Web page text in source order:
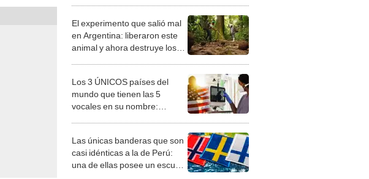
El experimento que salió mal
en Argentina: liberaron este
animal y ahora destruye los
Los 3 ÚNICOS países del
mundo que tienen las 5
vocales en su nombre:
Las únicas banderas que son
casi idénticas a la de Perú:
una de ellas posee un escudo